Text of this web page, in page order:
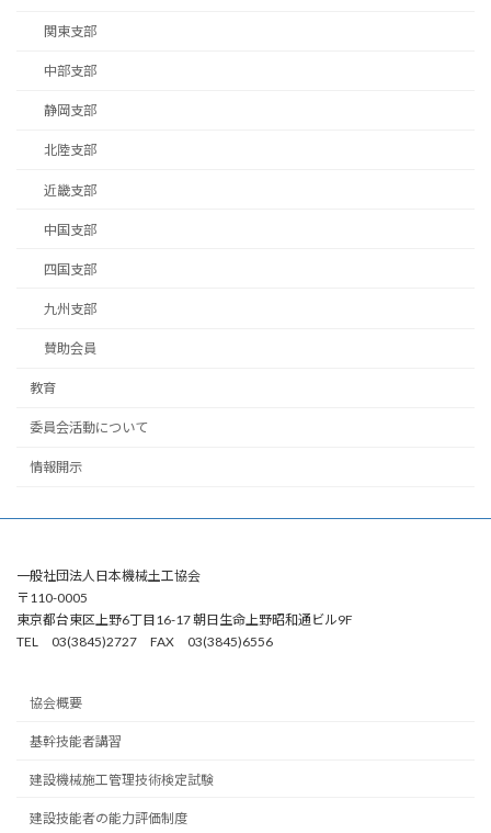
関東支部
中部支部
静岡支部
北陸支部
近畿支部
中国支部
四国支部
九州支部
賛助会員
教育
委員会活動について
情報開示
一般社団法人日本機械土工協会
〒110-0005
東京都台東区上野6丁目16-17 朝日生命上野昭和通ビル9F
TEL 03(3845)2727 FAX 03(3845)6556
協会概要
基幹技能者講習
建設機械施工管理技術検定試験
建設技能者の能力評価制度